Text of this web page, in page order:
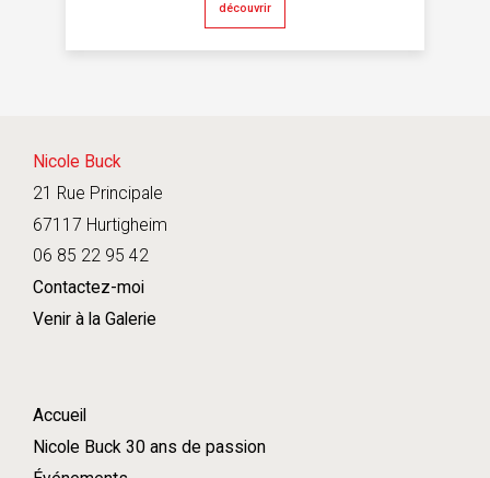
découvrir
Nicole Buck
21 Rue Principale
67117 Hurtigheim
06 85 22 95 42
Contactez-moi
Venir à la Galerie
Accueil
Nicole Buck 30 ans de passion